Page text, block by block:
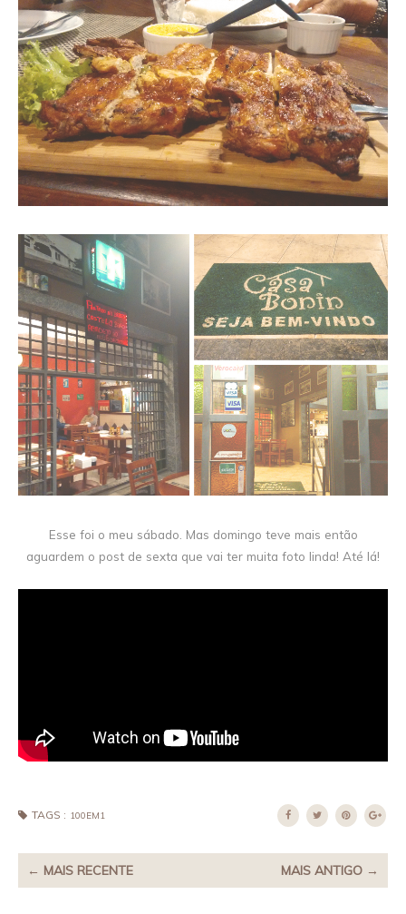
Esse foi o meu sábado. Mas domingo teve mais então
aguardem o post de sexta que vai ter muita foto linda! Até lá!
TAGS : 100EM1
← MAIS RECENTE MAIS ANTIGO →